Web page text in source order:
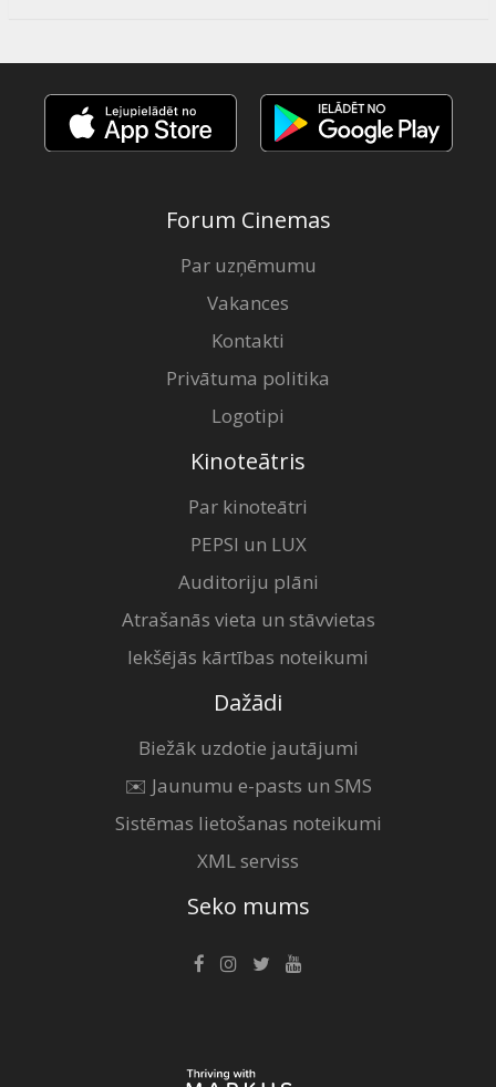
Forum Cinemas
Par uzņēmumu
Vakances
Kontakti
Privātuma politika
Logotipi
Kinoteātris
Par kinoteātri
PEPSI un LUX
Auditoriju plāni
Atrašanās vieta un stāvvietas
Iekšējās kārtības noteikumi
Dažādi
Biežāk uzdotie jautājumi
✉️ Jaunumu e-pasts un SMS
Sistēmas lietošanas noteikumi
XML serviss
Seko mums